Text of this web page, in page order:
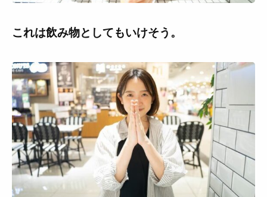
これは飲み物としてもいけそう。